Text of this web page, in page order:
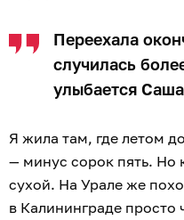
Переехала
случилась
улыбается
Я жила там, где летом
— минус сорок пять. Но
сухой. На Урале же
в Калининграде просто